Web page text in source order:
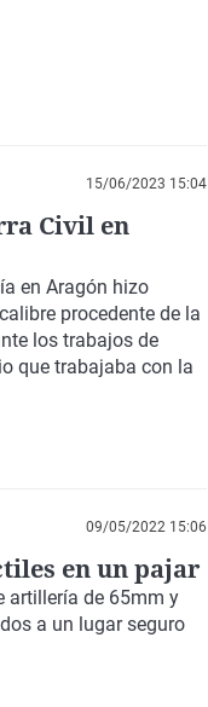
15/06/2023 15:04
Civil en
en Aragón hizo
procedente de la
los trabajos de
que trabajaba con la
09/05/2022 15:06
en un pajar
artillería de 65mm y
a un lugar seguro